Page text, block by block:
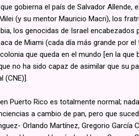
gobierna el país de Salvador Allende,
(y su mentor Mauricio Macri), los
los genocidas de Israel encabezados
de Miami (cada día más grande por
que queda en el mundo [en la
no ha sido capaz de asimilar que su
(CNE)].
Puerto Rico es totalmente normal;
a cambio de pan, pero que
Orlando Martínez, Gregorio